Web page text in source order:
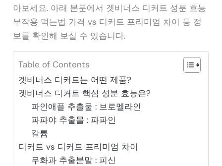
아보세요. 아래 본문에서 겟비너스 디커트 성분 효능
부작용 먹는법 가격 vs 디커트 프리미엄 차이 등 정
보를 확인해 보실 수 있습니다.
Table of Contents
겟비너스 디커트는 어떤 제품?
겟비너스 디커트 핵심 성분 효능은?
파인애플 추출물 : 브로멜라인
파파야 추출물 : 파파인
칼륨
디커트 vs 디커트 프리미엄 차이
무화과 추출분말 : 피신